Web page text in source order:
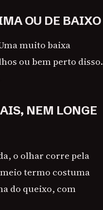
OU DE BAIXO
muito baixa
ou bem perto disso.
NEM LONGE
o olhar corre pela
meio termo costuma
do queixo, com